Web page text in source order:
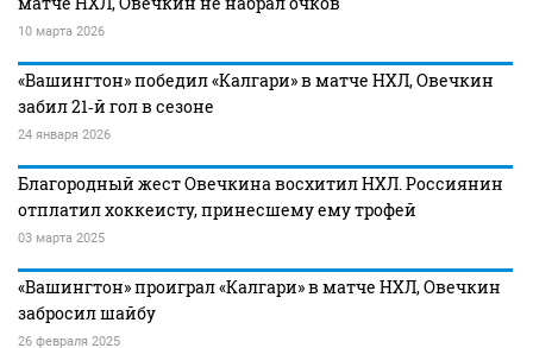
10 марта 2026
«Вашингтон» победил «Калгари» в матче НХЛ, Овечкин
забил 21‑й гол в сезоне
24 января 2026
Благородный жест Овечкина восхитил НХЛ. Россиянин
отплатил хоккеисту, принесшему ему трофей
03 марта 2025
«Вашингтон» проиграл «Калгари» в матче НХЛ, Овечкин
забросил шайбу
26 февраля 2025